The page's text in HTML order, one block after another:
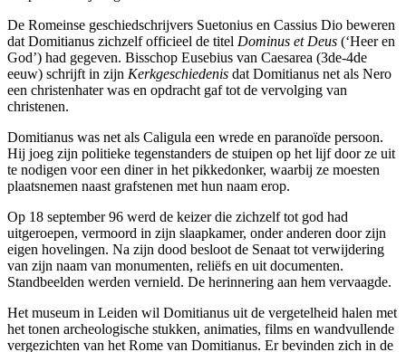
De Romeinse geschiedschrijvers Suetonius en Cassius Dio beweren
dat Domitianus zichzelf officieel de titel Dominus et Deus (‘Heer en
God’) had gegeven. Bisschop Eusebius van Caesarea (3de-4de
eeuw) schrijft in zijn Kerkgeschiedenis dat Domitianus net als Nero
een christenhater was en opdracht gaf tot de vervolging van
christenen.
Domitianus was net als Caligula een wrede en paranoïde persoon.
Hij joeg zijn politieke tegenstanders de stuipen op het lijf door ze uit
te nodigen voor een diner in het pikkedonker, waarbij ze moesten
plaatsnemen naast grafstenen met hun naam erop.
Op 18 september 96 werd de keizer die zichzelf tot god had
uitgeroepen, vermoord in zijn slaapkamer, onder anderen door zijn
eigen hovelingen. Na zijn dood besloot de Senaat tot verwijdering
van zijn naam van monumenten, reliëfs en uit documenten.
Standbeelden werden vernield. De herinnering aan hem vervaagde.
Het museum in Leiden wil Domitianus uit de vergetelheid halen met
het tonen archeologische stukken, animaties, films en wandvullende
vergezichten van het Rome van Domitianus. Er bevinden zich in de